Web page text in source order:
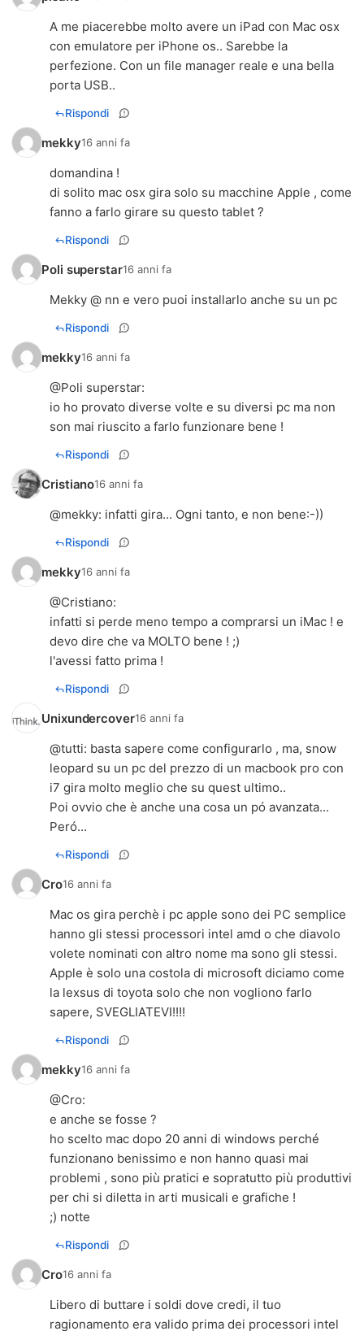
A me piacerebbe molto avere un iPad con Mac osx
con emulatore per iPhone os.. Sarebbe la
perfezione. Con un file manager reale e una bella
porta USB..
Rispondi
mekky16 anni fa
domandina !
di solito mac osx gira solo su macchine Apple , come
fanno a farlo girare su questo tablet ?
Rispondi
Poli superstar16 anni fa
Mekky @ nn e vero puoi installarlo anche su un pc
Rispondi
mekky16 anni fa
@Poli superstar:
io ho provato diverse volte e su diversi pc ma non
son mai riuscito a farlo funzionare bene !
Rispondi
Cristiano16 anni fa
@mekky: infatti gira... Ogni tanto, e non bene:-))
Rispondi
mekky16 anni fa
@Cristiano:
infatti si perde meno tempo a comprarsi un iMac ! e
devo dire che va MOLTO bene ! ;)
l'avessi fatto prima !
Rispondi
Unixundercover16 anni fa
@tutti: basta sapere come configurarlo , ma, snow
leopard su un pc del prezzo di un macbook pro con
i7 gira molto meglio che su quest ultimo..
Poi ovvio che è anche una cosa un pó avanzata...
Peró...
Rispondi
Cro16 anni fa
Mac os gira perchè i pc apple sono dei PC semplice
hanno gli stessi processori intel amd o che diavolo
volete nominati con altro nome ma sono gli stessi.
Apple è solo una costola di microsoft diciamo come
la lexsus di toyota solo che non vogliono farlo
sapere, SVEGLIATEVI!!!!
Rispondi
mekky16 anni fa
@Cro:
e anche se fosse ?
ho scelto mac dopo 20 anni di windows perché
funzionano benissimo e non hanno quasi mai
problemi , sono più pratici e sopratutto più produttivi
per chi si diletta in arti musicali e grafiche !
;) notte
Rispondi
Cro16 anni fa
Libero di buttare i soldi dove credi, il tuo
ragionamento era valido prima dei processori intel